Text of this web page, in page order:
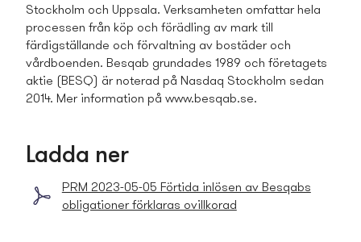
Stockholm och Uppsala. Verksamheten omfattar hela
processen från köp och förädling av mark till
färdigställande och förvaltning av bostäder och
vårdboenden. Besqab grundades 1989 och företagets
aktie (BESQ) är noterad på Nasdaq Stockholm sedan
2014. Mer information på www.besqab.se.
Ladda ner
PRM 2023-05-05 Förtida inlösen av Besqabs
obligationer förklaras ovillkorad